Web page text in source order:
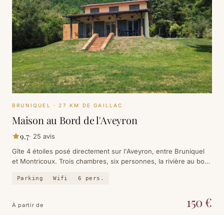
BRUNIQUEL · 27 KM DE GAILLAC
Maison au Bord de l'Aveyron
9.7· 25 avis
Gîte 4 étoiles posé directement sur l'Aveyron, entre Bruniquel
et Montricoux. Trois chambres, six personnes, la rivière au bout
Parking Wifi 6 pers.
À partir de 150 €